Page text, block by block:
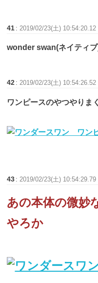
41 : 2019/02/23(土)
wonder swan(ネイティ
42 : 2019/02/23(土)
ワンピースのやつやりま
43 : 2019/02/23(土)
あの本体の微妙
やろか